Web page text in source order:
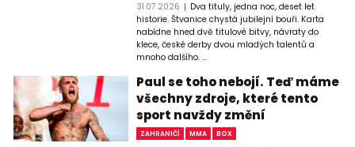
31.07.2026
Dva tituly, jedna noc, deset let
historie. Štvanice chystá jubilejní bouři. Karta
nabídne hned dvě titulové bitvy, návraty do
klece, české derby dvou mladých talentů a
mnoho dalšího. ...
Paul se toho nebojí. Teď máme
všechny zdroje, které tento
sport navždy změní
ZAHRANIČÍ MMA BOX